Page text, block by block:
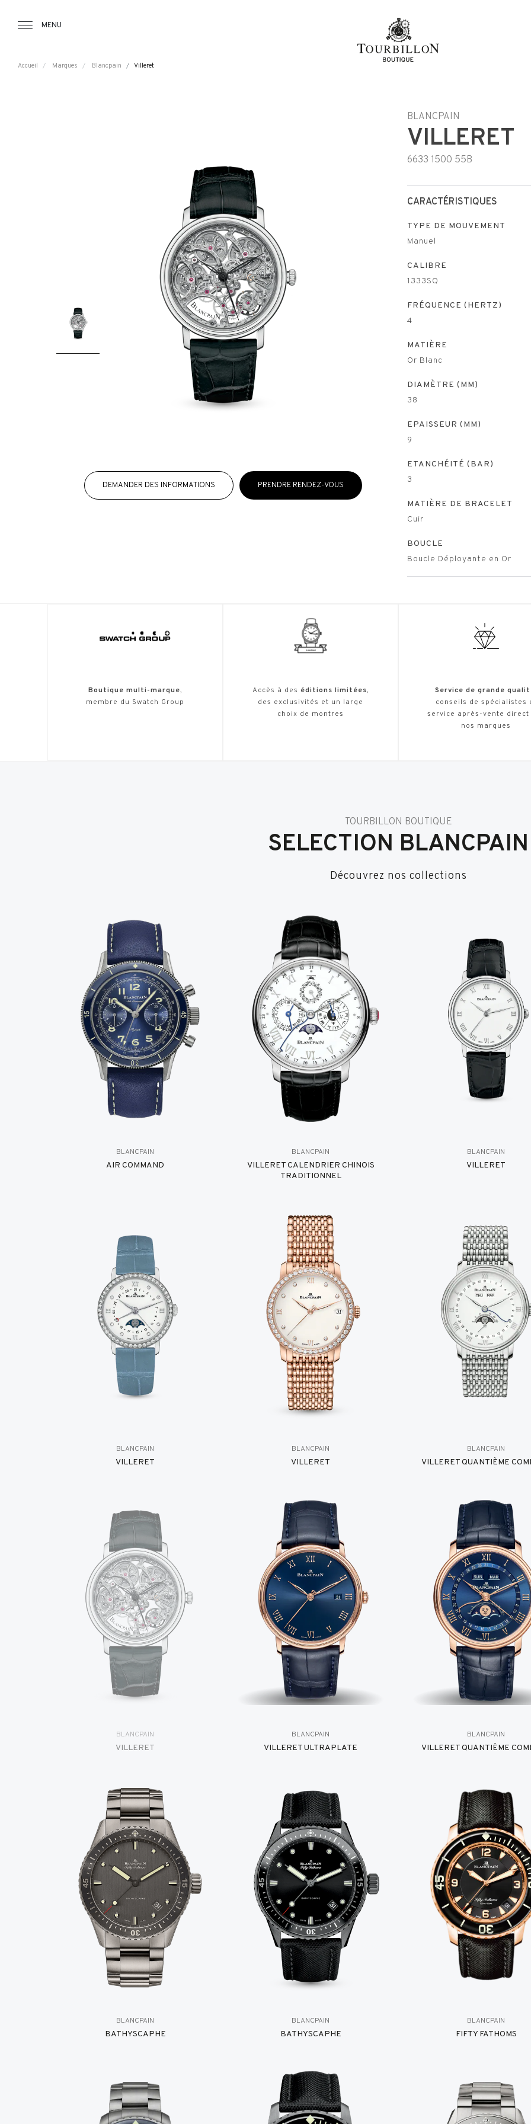
MENU
Accueil Marques Blancpain Villeret
DEMANDER DES INFORMATIONS PRENDRE RENDEZ-VOUS
BLANCPAIN
VILLERET
6633 1500 55B
CARACTÉRISTIQUES
TYPE DE MOUVEMENT
Manuel
CALIBRE
1333SQ
FRÉQUENCE (HERTZ)
4
MATIÈRE
Or Blanc
DIAMÈTRE (MM)
38
EPAISSEUR (MM)
9
ETANCHÉITÉ (BAR)
3
MATIÈRE DE BRACELET
Cuir
BOUCLE
Boucle Déployante en Or
Boutique multi-marque,
membre du Swatch Group
Accès à des éditions limitées,
des exclusivités et un large
choix de montres
Service de grande
conseils de spécialistes
service après-vente direct
nos marques
TOURBILLON BOUTIQUE
SELECTION BLANCPAIN
Découvrez nos collections
BLANCPAIN
AIR COMMAND
BLANCPAIN
VILLERET CALENDRIER CHINOIS
TRADITIONNEL
BLANCPAIN
VILLERET
BLANCPAIN
VILLERET
BLANCPAIN
VILLERET
BLANCPAIN
VILLERET QUANTIÈME
BLANCPAIN
VILLERET
BLANCPAIN
VILLERET ULTRAPLATE
BLANCPAIN
VILLERET QUANTIÈME
BLANCPAIN
BATHYSCAPHE
BLANCPAIN
BATHYSCAPHE
BLANCPAIN
FIFTY FATHOMS